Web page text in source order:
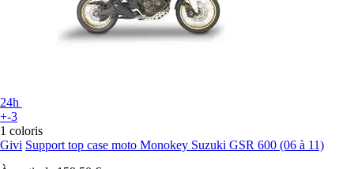
24h
+-3
1 coloris
Givi Support top case moto Monokey Suzuki GSR 600 (06 à 11)